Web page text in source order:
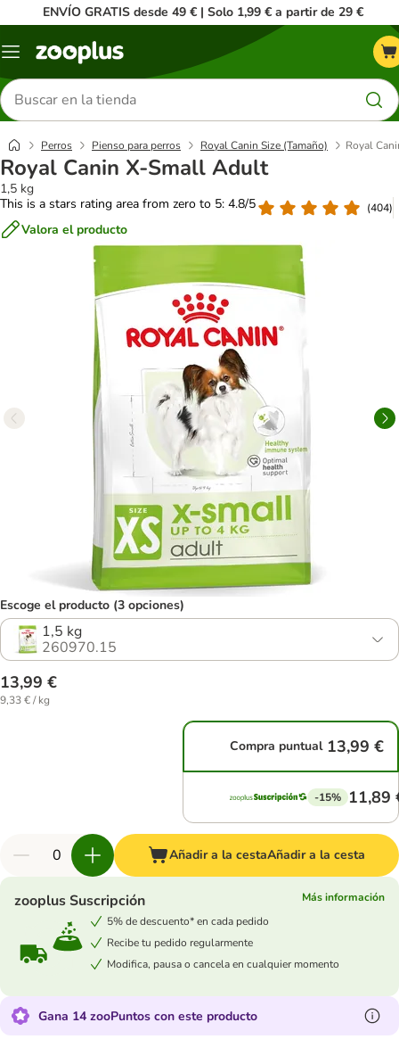
ENVÍO GRATIS desde 49 € | Solo 1,99 € a partir de 29 €
Menú
Buscar
productos
Perros Pienso para perros Royal Canin Size (Tamaño) Royal
Royal Canin X-Small Adult
1,5 kg
This is a stars rating area from zero to 5: 4.8/5
(404)
Valora el producto
Escoge el producto (3 opciones)
1,5 kg
260970.15
13,99 €
9,33 € / kg
Compra puntual 13,99 €
-15% 11,89
Añadir a la cestaAñadir a la cesta
zooplus Suscripción
Más información
5% de descuento* en cada pedido
Recibe tu pedido regularmente
Modifica, pausa o cancela en cualquier momento
Gana 14 zooPuntos con este producto